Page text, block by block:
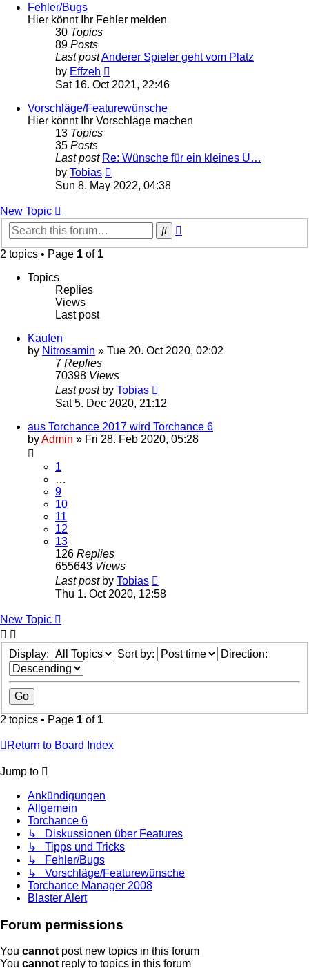
Fehler/Bugs
Hier könnt Ihr Fehler melden
30 Topics
89 Posts
Last postAnderer Spieler geht vom Platz
by Effzeh
the
post
Sat 16. Oct 2021, 22:46
Vorschläge/Featurewünsche
Hier könnt Ihr Vorschläge machen
13 Topics
35 Posts
Last post Re: Wünsche für ein kleines U…
by Tobias
the
Sun 8. May 2022, 04:38
New Topic
Search
2 topics • Page 1 of 1
Topics
Replies
Views
Last post
Kaufen
by Nitrosamin » Tue 20. Oct 2020, 02:02
7 Replies
70398 Views
Last post by Tobias
Sat 5. Dec 2020, 21:12
aus Torchance 2017 wird Torchance 6
byAdmin » Fri 28. Feb 2020, 05:28
1
…
9
10
11
12
13
126 Replies
655643 Views
Last post by Tobias
Thu 1. Oct 2020, 12:58
New Topic
Display: Sort by: Direction:
2 topics • Page 1 of 1
Return to Board Index
Jump to
Ankündigungen
Allgemein
Torchance 6
↳ Diskussionen über Features
↳ Tipps und Tricks
↳ Fehler/Bugs
↳ Vorschläge/Featurewünsche
Torchance Manager 2008
Blaster Alert
Forum permissions
You cannotpost new topics in this forum
You cannotreply to topics in this forum